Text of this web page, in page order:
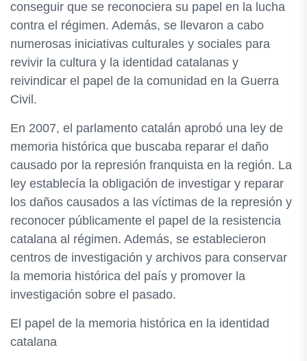
conseguir que se reconociera su papel en la lucha
contra el régimen. Además, se llevaron a cabo
numerosas iniciativas culturales y sociales para
revivir la cultura y la identidad catalanas y
reivindicar el papel de la comunidad en la Guerra
Civil.
En 2007, el parlamento catalán aprobó una ley de
memoria histórica que buscaba reparar el daño
causado por la represión franquista en la región. La
ley establecía la obligación de investigar y reparar
los daños causados a las víctimas de la represión y
reconocer públicamente el papel de la resistencia
catalana al régimen. Además, se establecieron
centros de investigación y archivos para conservar
la memoria histórica del país y promover la
investigación sobre el pasado.
El papel de la memoria histórica en la identidad
catalana